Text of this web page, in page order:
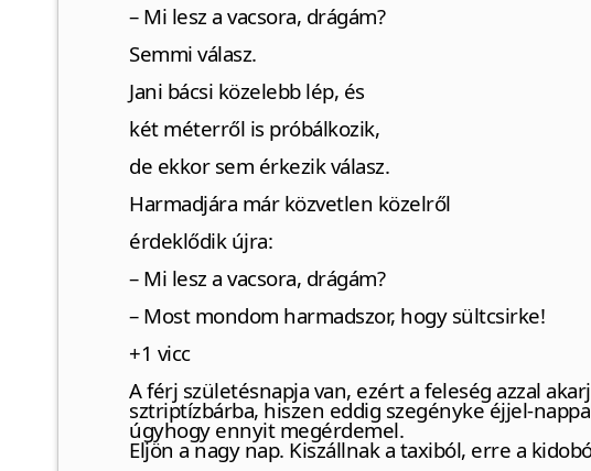
– Mi lesz a vacsora, drágám?
Semmi válasz.
Jani bácsi közelebb lép, és
két méterről is próbálkozik,
de ekkor sem érkezik válasz.
Harmadjára már közvetlen közelről
érdeklődik újra:
– Mi lesz a vacsora, drágám?
– Most mondom harmadszor, hogy sültcsirke!
+1 vicc
A férj születésnapja van, ezért a feleség azzal
sztriptízbárba, hiszen eddig szegényke éjjel-
úgyhogy ennyit megérdemel.
Eljön a nagy nap. Kiszállnak a taxiból, erre a